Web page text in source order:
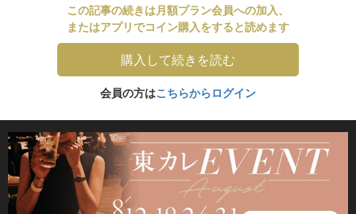
この記事の続きは月額プラン会員への加入、
またはアプリでコイン購入をすると読めます
購入して続きを読む
会員の方はこちらからログイン